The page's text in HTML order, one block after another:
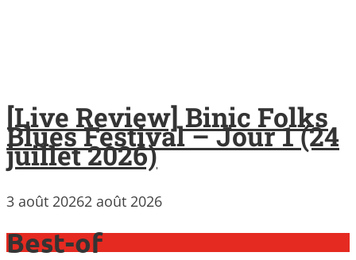
[Live Review] Binic Folks
Blues Festival – Jour 1 (24
juillet 2026)
3 août 20262 août 2026
Best-of